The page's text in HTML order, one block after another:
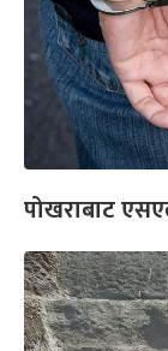
पोखराबाट